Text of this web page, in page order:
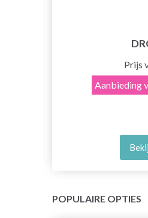
Prijs
Aanbieding
POPULAIRE OPTIES